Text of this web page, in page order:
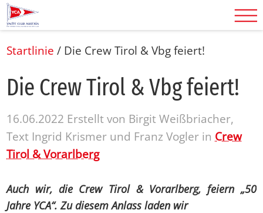
Startlinie / Die Crew Tirol & Vbg feiert!
Die Crew Ti­rol & Vbg fei­ert!
16.06.2022 Erstellt von Birgit Weißbriacher,
Text Ingrid Krismer und Franz Vogler in Crew
Tirol & Vorarlberg
Auch wir, die Crew Tirol & Vorarlberg, feiern „50
Jahre YCA“. Zu diesem Anlass laden wir